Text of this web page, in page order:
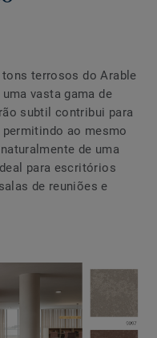
terrosos do Arable
vasta gama de
subtil contribui para
ao mesmo
de uma
para escritórios
de reuniões e